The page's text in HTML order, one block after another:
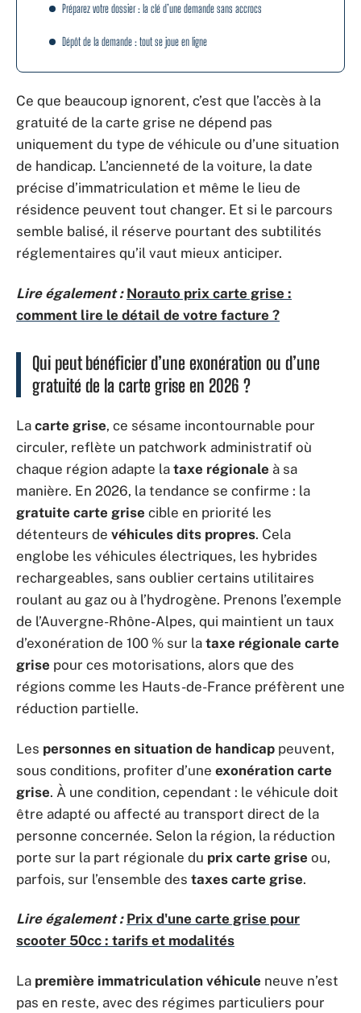
Préparez votre dossier : la clé d’une demande sans accrocs
Dépôt de la demande : tout se joue en ligne
Ce que beaucoup ignorent, c’est que l’accès à la
gratuité de la carte grise ne dépend pas
uniquement du type de véhicule ou d’une situation
de handicap. L’ancienneté de la voiture, la date
précise d’immatriculation et même le lieu de
résidence peuvent tout changer. Et si le parcours
semble balisé, il réserve pourtant des subtilités
réglementaires qu’il vaut mieux anticiper.
Lire également : Norauto prix carte grise :
comment lire le détail de votre facture ?
Qui peut bénéficier d’une exonération ou d’une
gratuité de la carte grise en 2026 ?
La carte grise, ce sésame incontournable pour
circuler, reflète un patchwork administratif où
chaque région adapte la taxe régionale à sa
manière. En 2026, la tendance se confirme : la
gratuite carte grise cible en priorité les
détenteurs de véhicules dits propres. Cela
englobe les véhicules électriques, les hybrides
rechargeables, sans oublier certains utilitaires
roulant au gaz ou à l’hydrogène. Prenons l’exemple
de l’Auvergne-Rhône-Alpes, qui maintient un taux
d’exonération de 100 % sur la taxe régionale carte
grise pour ces motorisations, alors que des
régions comme les Hauts-de-France préfèrent une
réduction partielle.
Les personnes en situation de handicap peuvent,
sous conditions, profiter d’une exonération carte
grise. À une condition, cependant : le véhicule doit
être adapté ou affecté au transport direct de la
personne concernée. Selon la région, la réduction
porte sur la part régionale du prix carte grise ou,
parfois, sur l’ensemble des taxes carte grise.
Lire également : Prix d'une carte grise pour
scooter 50cc : tarifs et modalités
La première immatriculation véhicule neuve n’est
pas en reste, avec des régimes particuliers pour